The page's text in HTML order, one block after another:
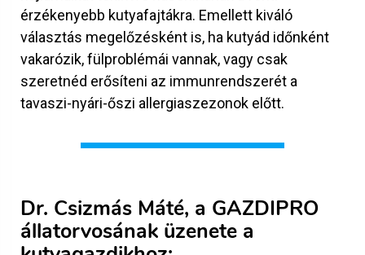
érzékenyebb kutyafajtákra. Emellett kiváló
választás megelőzésként is, ha kutyád időnként
vakarózik, fülproblémái vannak, vagy csak
szeretnéd erősíteni az immunrendszerét a
tavaszi-nyári-őszi allergiaszezonok előtt.
Dr. Csizmás Máté, a GAZDIPRO
állatorvosának üzenete a